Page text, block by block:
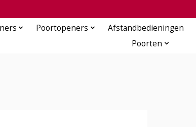
Poortopeners Afstandbedieningen
Poorten